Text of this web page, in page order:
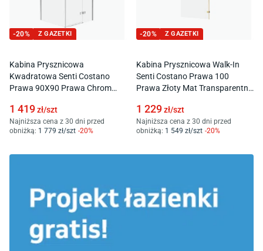
-20% Z GAZETKI
Kabina Prysznicowa
Kwadratowa Senti Costano
Prawa 90X90 Prawa Chrom
1 419zł/szt
Najniższa cena z 30 dni przed
obniżką: 1 779 zł/szt -20%
-20% Z GAZETKI
Kabina Prysznicowa Walk-In
Senti Costano Prawa 100
Prawa Złoty Mat Transparentne
1 229zł/szt
Najniższa cena z 30 dni przed
obniżką: 1 549 zł/szt -20%